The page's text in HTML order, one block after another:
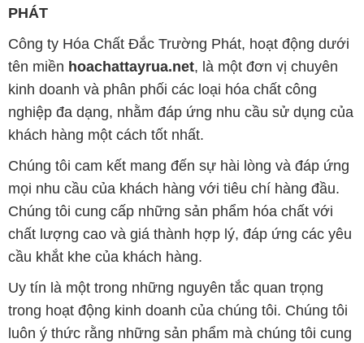
PHÁT
Công ty Hóa Chất Đắc Trường Phát, hoạt động dưới
tên miền hoachattayrua.net, là một đơn vị chuyên
kinh doanh và phân phối các loại hóa chất công
nghiệp đa dạng, nhằm đáp ứng nhu cầu sử dụng của
khách hàng một cách tốt nhất.
Chúng tôi cam kết mang đến sự hài lòng và đáp ứng
mọi nhu cầu của khách hàng với tiêu chí hàng đầu.
Chúng tôi cung cấp những sản phẩm hóa chất với
chất lượng cao và giá thành hợp lý, đáp ứng các yêu
cầu khắt khe của khách hàng.
Uy tín là một trong những nguyên tắc quan trọng
trong hoạt động kinh doanh của chúng tôi. Chúng tôi
luôn ý thức rằng những sản phẩm mà chúng tôi cung